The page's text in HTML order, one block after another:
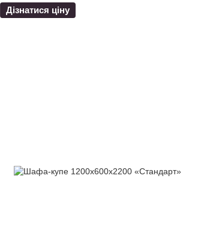
Дізнатися ціну